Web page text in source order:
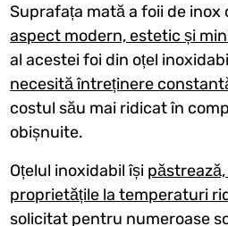
Suprafața mată a foii de
aspect modern, estetic și
al acestei foi din oțel
necesită întreținere
costul său mai ridicat în
obișnuite.
Oțelul inoxidabil își
proprietățile la temperaturi
solicitat pentru numeroase